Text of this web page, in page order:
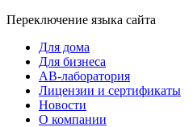
Переключение языка сайта
Для дома
Для бизнеса
АВ-лаборатория
Лицензии и сертификаты
Новости
О компании